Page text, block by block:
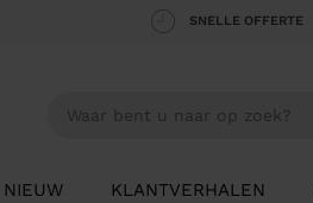
SNELLE OFFERTE
NIEUW KLANTVERHALEN